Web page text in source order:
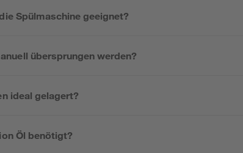
Spülmaschine geeignet?
übersprungen werden?
ideal gelagert?
Öl benötigt?